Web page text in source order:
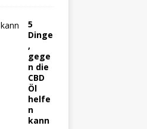
5
Dinge
,
gege
n die
CBD
Öl
helfe
n
kann